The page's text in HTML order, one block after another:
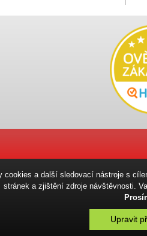
cookies a další sledovací nástroje s
stránek a zjištění zdroje návštěvnosti.
Upravit